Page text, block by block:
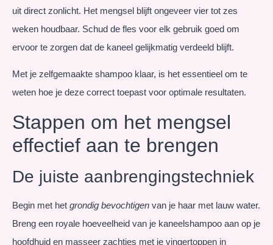
uit direct zonlicht. Het mengsel blijft ongeveer vier tot zes
weken houdbaar. Schud de fles voor elk gebruik goed om
ervoor te zorgen dat de kaneel gelijkmatig verdeeld blijft.
Met je zelfgemaakte shampoo klaar, is het essentieel om te
weten hoe je deze correct toepast voor optimale resultaten.
Stappen om het mengsel
effectief aan te brengen
De juiste aanbrengingstechniek
Begin met het grondig bevochtigen van je haar met lauw water.
Breng een royale hoeveelheid van je kaneelshampoo aan op je
hoofdhuid en masseer zachtjes met je vingertoppen in